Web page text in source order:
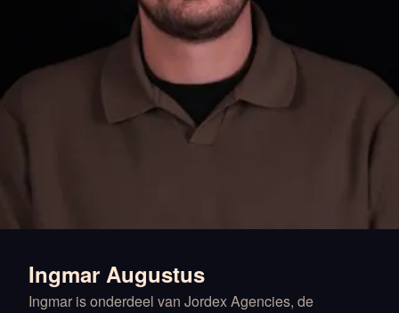
Ingmar Augustus
Ingmar is onderdeel van Jordex Agencies, de